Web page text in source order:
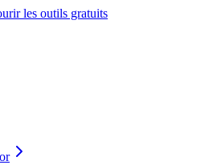
les outils gratuits